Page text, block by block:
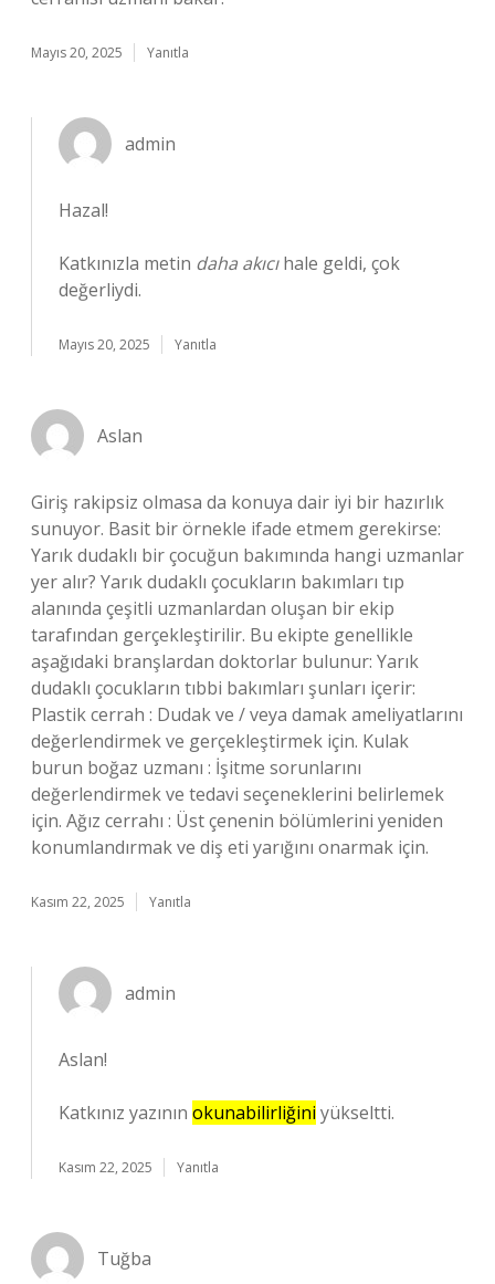
Mayıs 20, 2025 Yanıtla
admin
Hazal!
Katkınızla metin daha akıcıhale geldi, çok
değerliydi.
Mayıs 20, 2025 Yanıtla
Aslan
Giriş rakipsiz olmasa da konuya dair iyi bir hazırlık
sunuyor. Basit bir örnekle ifade etmem gerekirse:
Yarık dudaklı bir çocuğun bakımında hangi uzmanlar
yer alır? Yarık dudaklı çocukların bakımları tıp
alanında çeşitli uzmanlardan oluşan bir ekip
tarafından gerçekleştirilir. Bu ekipte genellikle
aşağıdaki branşlardan doktorlar bulunur: Yarık
dudaklı çocukların tıbbi bakımları şunları içerir:
Plastik cerrah : Dudak ve / veya damak ameliyatlarını
değerlendirmek ve gerçekleştirmek için. Kulak
burun boğaz uzmanı : İşitme sorunlarını
değerlendirmek ve tedavi seçeneklerini belirlemek
için. Ağız cerrahı : Üst çenenin bölümlerini yeniden
konumlandırmak ve diş eti yarığını onarmak için.
Kasım 22, 2025 Yanıtla
admin
Aslan!
Katkınız yazının okunabilirliğini yükseltti.
Kasım 22, 2025 Yanıtla
Tuğba